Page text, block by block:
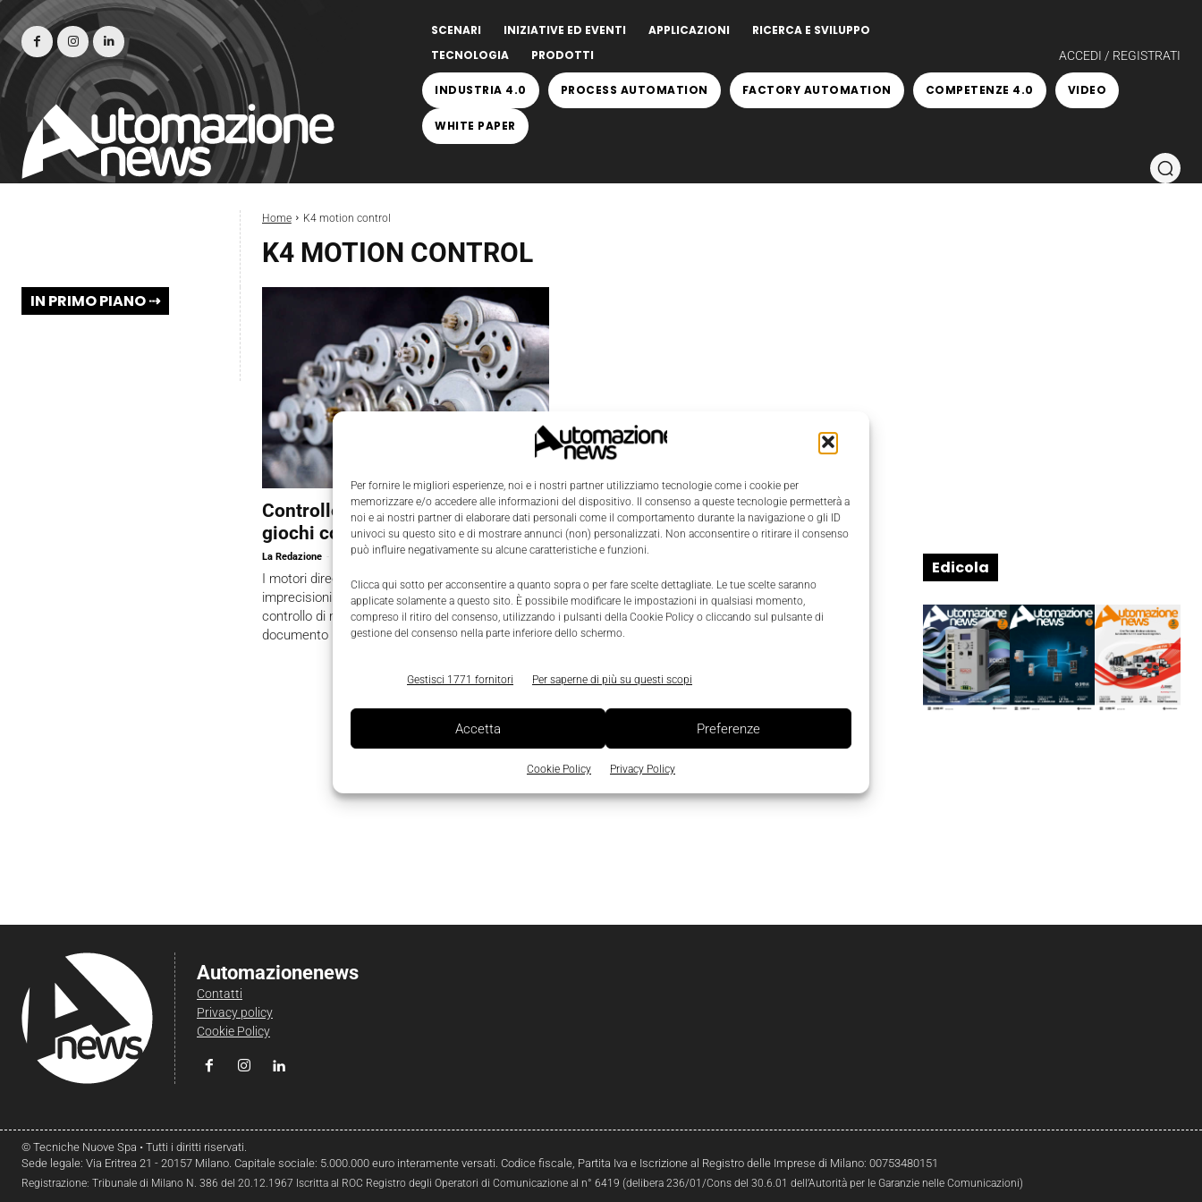
Per fornire le migliori esperienze, noi e i nostri partner utilizziamo tecnologie come i cookie per
memorizzare e/o accedere alle informazioni del dispositivo. Il consenso a queste tecnologie permetterà a
noi e ai nostri partner di elaborare dati personali come il comportamento durante la navigazione o gli ID
univoci su questo sito e di mostrare annunci (non) personalizzati. Non acconsentire o ritirare il consenso
può influire negativamente su alcune caratteristiche e funzioni.
Clicca qui sotto per acconsentire a quanto sopra o per fare scelte dettagliate. Le tue scelte saranno
applicate solamente a questo sito. È possibile modificare le impostazioni in qualsiasi momento,
compreso il ritiro del consenso, utilizzando i pulsanti della Cookie Policy o cliccando sul pulsante di
gestione del consenso nella parte inferiore dello schermo.
Gestisci 1771 fornitori Per saperne di più su questi scopi
Accetta Preferenze
Cookie Policy Privacy Policy
SCENARI INIZIATIVE ED EVENTI APPLICAZIONI
RICERCA E SVILUPPO
TECNOLOGIA
PRODOTTI ACCEDI / REGISTRATI
INDUSTRIA 4.0 PROCESS AUTOMATION FACTORY AUTOMATION COMPETENZE 4.0 VIDEO
WHITE PAPER
Home K4 motion control
K4 MOTION CONTROL
IN PRIMO PIANO ⇢
Controllo di movimento: niente
giochi con i direct-drive
La Redazione - 3 Novembre 2022
I motori direct-drive eliminano molte delle
imprecisioni e dei difetti tipici dei sistemi di
controllo di movimento complessi. Scarica il
documento per sapere tutto su questi motori.
Edicola
Automazionenews
Contatti
Privacy policy
Cookie Policy
© Tecniche Nuove Spa • Tutti i diritti riservati.
Sede legale: Via Eritrea 21 - 20157 Milano. Capitale sociale: 5.000.000 euro interamente versati. Codice fiscale, Partita Iva e Iscrizione al Registro delle Imprese di Milano: 00753480151
Registrazione: Tribunale di Milano N. 386 del 20.12.1967 Iscritta al ROC Registro degli Operatori di Comunicazione al n° 6419 (delibera 236/01/Cons del 30.6.01 dell’Autorità per le Garanzie nelle Comunicazioni)